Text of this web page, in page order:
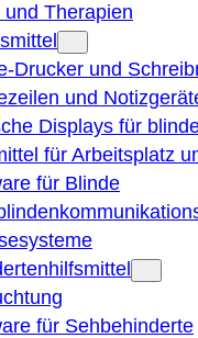
und Therapien
Drucker und
und
Displays für
für Arbeitsplatz
für Blinde
für Sehbehinderte